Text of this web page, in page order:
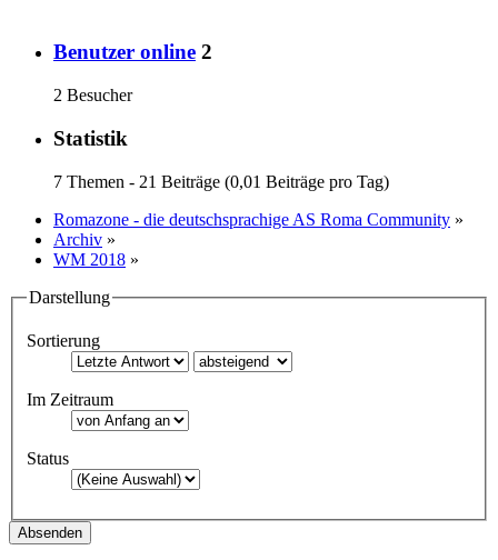
Benutzer online 2
2 Besucher
Statistik
7 Themen - 21 Beiträge (0,01 Beiträge pro Tag)
Romazone - die deutschsprachige AS Roma Community »
Archiv »
WM 2018 »
Darstellung
Sortierung
Im Zeitraum
Status